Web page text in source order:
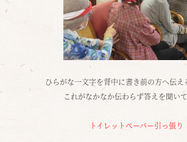
ひらがな一文字を背中に書き前の方へ伝え
これがなかなか伝わらず答えを聞い
トイレットペーパー引っ張り